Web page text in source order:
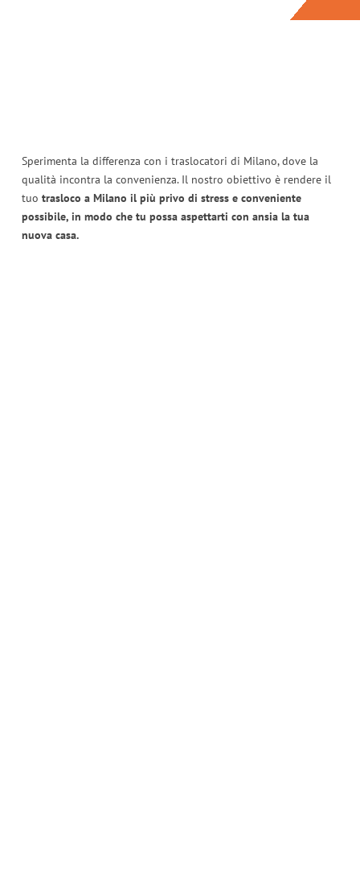
Sperimenta la differenza con i traslocatori di Milano, dove la
qualità incontra la convenienza. Il nostro obiettivo è rendere il
tuo trasloco a Milano il più privo di stress e conveniente
possibile, in modo che tu possa aspettarti con ansia la tua
nuova casa.